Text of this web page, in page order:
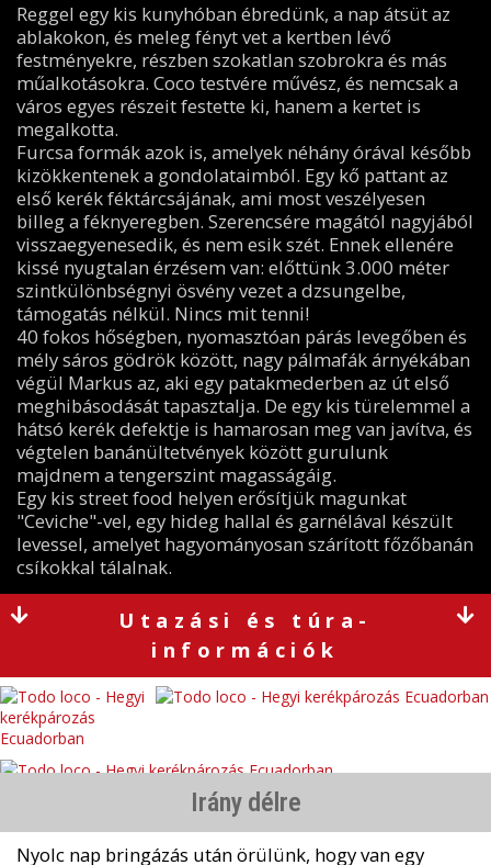
Reggel egy kis kunyhóban ébredünk, a nap átsüt az
ablakokon, és meleg fényt vet a kertben lévő
festményekre, részben szokatlan szobrokra és más
műalkotásokra. Coco testvére művész, és nemcsak a
város egyes részeit festette ki, hanem a kertet is
megalkotta.
Furcsa formák azok is, amelyek néhány órával később
kizökkentenek a gondolataimból. Egy kő pattant az
első kerék féktárcsájának, ami most veszélyesen
billeg a féknyeregben. Szerencsére magától nagyjából
visszaegyenesedik, és nem esik szét. Ennek ellenére
kissé nyugtalan érzésem van: előttünk 3.000 méter
szintkülönbségnyi ösvény vezet a dzsungelbe,
támogatás nélkül. Nincs mit tenni!
40 fokos hőségben, nyomasztóan párás levegőben és
mély sáros gödrök között, nagy pálmafák árnyékában
végül Markus az, aki egy patakmederben az út első
meghibásodását tapasztalja. De egy kis türelemmel a
hátsó kerék defektje is hamarosan meg van javítva, és
végtelen banánültetvények között gurulunk
majdnem a tengerszint magasságáig.
Egy kis street food helyen erősítjük magunkat
"Ceviche"-vel, egy hideg hallal és garnélával készült
levessel, amelyet hagyományosan szárított főzőbanán
csíkokkal tálalnak.
Utazási és túra-
információk
Irány délre
Nyolc nap bringázás után örülünk, hogy van egy